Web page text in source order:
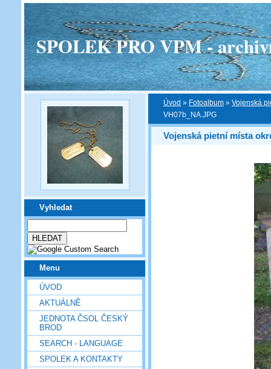
SPOLEK PRO VPM -
Vyhledat
Menu
ÚVOD
AKTUÁLNĚ
JEDNOTA ČSOL ČESKÝ
BROD
SEARCH - LANGUAGE
SPOLEK A KONTAKTY
Úvod » Fotoalbum » Vojenská
VH07b_NA.JPG
Vojenská pietní místa